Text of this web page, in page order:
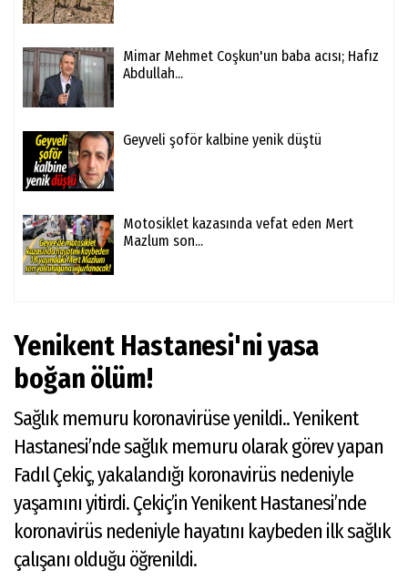
Mimar Mehmet Coşkun'un baba acısı; Hafız
Abdullah...
Geyveli şoför kalbine yenik düştü
Motosiklet kazasında vefat eden Mert
Mazlum son...
Yenikent Hastanesi'ni yasa
boğan ölüm!
Sağlık memuru koronavirüse yenildi.. Yenikent
Hastanesi’nde sağlık memuru olarak görev yapan
Fadıl Çekiç, yakalandığı koronavirüs nedeniyle
yaşamını yitirdi. Çekiç’in Yenikent Hastanesi’nde
koronavirüs nedeniyle hayatını kaybeden ilk sağlık
çalışanı olduğu öğrenildi.